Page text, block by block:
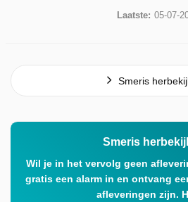
Laatste: 05-07-
Smeris
Smeris
Wil je in het vervolg geen
gratis een alarm in en ontvang
afleveringen zijn.